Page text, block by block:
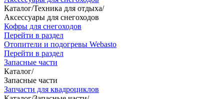
Каталог/Техника для отдыха/
Аксессуары для снегоходов
Кофры для снегоходов
Перейти в раздел
Отопители и подогревы Webasto
Перейти в раздел
Запасные части
Каталог/
Запасные части
Запчасти для квадроциклов